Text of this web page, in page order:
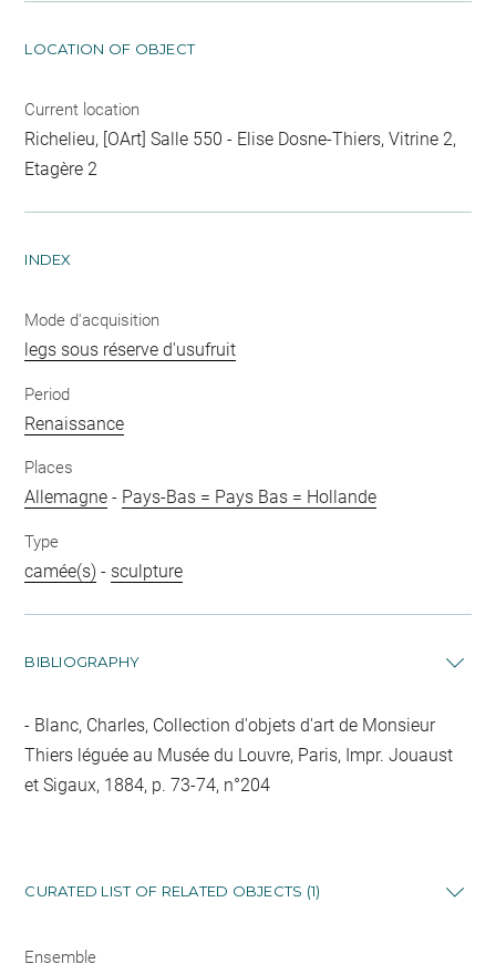
LOCATION OF OBJECT
Current location
Richelieu, [OArt] Salle 550 - Elise Dosne-Thiers, Vitrine 2,
Etagère 2
INDEX
Mode d'acquisition
legs sous réserve d'usufruit
Period
Renaissance
Places
Allemagne - Pays-Bas = Pays Bas = Hollande
Type
camée(s) - sculpture
BIBLIOGRAPHY
Blanc, Charles, Collection d'objets d'art de Monsieur
Thiers léguée au Musée du Louvre, Paris, Impr. Jouaust
et Sigaux, 1884, p. 73-74, n°204
CURATED LIST OF RELATED OBJECTS (1)
Ensemble